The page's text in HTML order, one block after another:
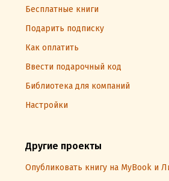
Бесплатные книги
Подарить подписку
Как оплатить
Ввести подарочный код
Библиотека для компаний
Настройки
Другие проекты
Опубликовать книгу на MyBook и